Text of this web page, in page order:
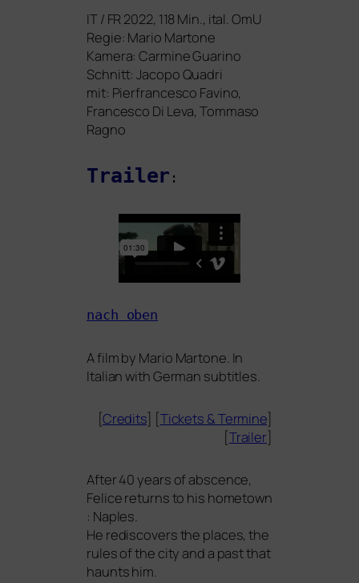
IT/ FR2022, 118 Min., ital. OmU
Regie: Mario Martone
Kamera: Carmine Guarino
Schnitt: Jacopo Quadri
mit: Pierfrancesco Favino,
Francesco Di Leva, Tommaso
Ragno
Trailer :
nach oben
A film by Mario Martone. In
Italian with German subtitles.
[Credits] [Tickets &Termine]
[Trailer]
After 40 years of abs­cence,
Felice returns to his home­town
: Naples.
He redis­co­vers the places, the
rules of the city and a past that
haunts him.